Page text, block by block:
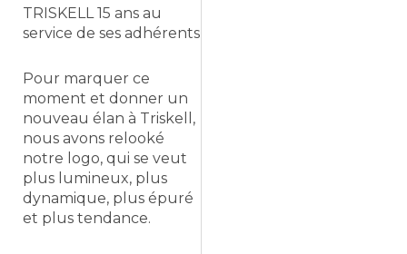
TRISKELL 15 ans au
service de ses adhérents
Pour marquer ce
moment et donner un
nouveau élan à Triskell,
nous avons relooké
notre logo, qui se veut
plus lumineux, plus
dynamique, plus épuré
et plus tendance.